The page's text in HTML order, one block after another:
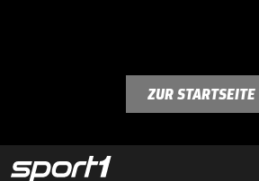
ZUR STARTSEITE